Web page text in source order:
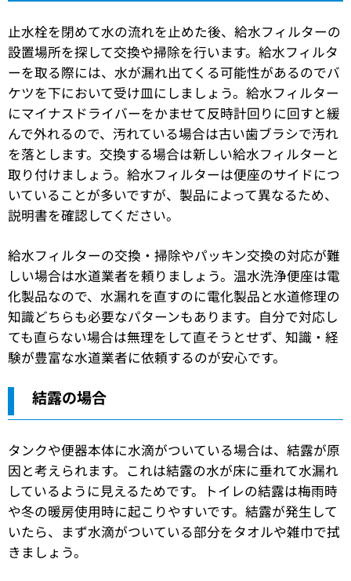
止水栓を閉めて水の流れを止めた後、給水フィルターの
設置場所を探して交換や掃除を行います。給水フィルタ
ーを取る際には、水が漏れ出てくる可能性があるのでバ
ケツを下において受け皿にしましょう。給水フィルター
にマイナスドライバーをかませて反時計回りに回すと緩
んで外れるので、汚れている場合は古い歯ブラシで汚れ
を落とします。交換する場合は新しい給水フィルターと
取り付けましょう。給水フィルターは便座のサイドにつ
いていることが多いですが、製品によって異なるため、
説明書を確認してください。
給水フィルターの交換・掃除やパッキン交換の対応が難
しい場合は水道業者を頼りましょう。温水洗浄便座は電
化製品なので、水漏れを直すのに電化製品と水道修理の
知識どちらも必要なパターンもあります。自分で対応し
ても直らない場合は無理をして直そうとせず、知識・経
験が豊富な水道業者に依頼するのが安心です。
結露の場合
タンクや便器本体に水滴がついている場合は、結露が原
因と考えられます。これは結露の水が床に垂れて水漏れ
しているように見えるためです。トイレの結露は梅雨時
や冬の暖房使用時に起こりやすいです。結露が発生して
いたら、まず水滴がついている部分をタオルや雑巾で拭
きましょう。